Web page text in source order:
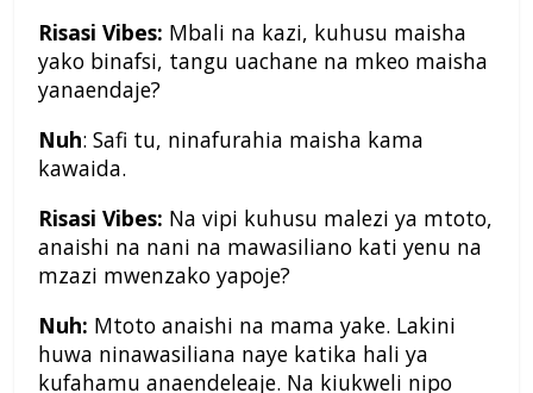
Risasi Vibes: Mbali na kazi, kuhusu maisha
yako binafsi, tangu uachane na mkeo maisha
yanaendaje?
Nuh: Safi tu, ninafurahia maisha kama
kawaida.
Risasi Vibes: Na vipi kuhusu malezi ya mtoto,
anaishi na nani na mawasiliano kati yenu na
mzazi mwenzako yapoje?
Nuh: Mtoto anaishi na mama yake. Lakini
huwa ninawasiliana naye katika hali ya
kufahamu anaendeleaje. Na kiukweli nipo